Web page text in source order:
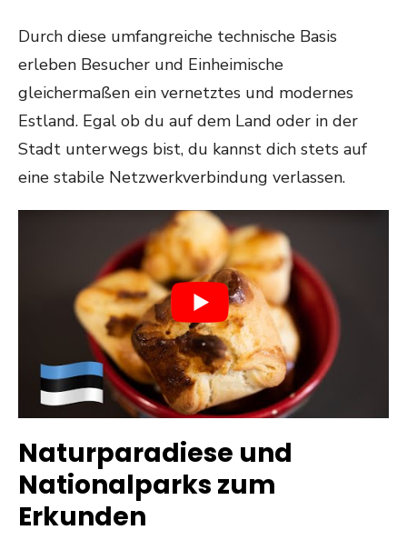
Durch diese umfangreiche technische Basis
erleben Besucher und Einheimische
gleichermaßen ein vernetztes und modernes
Estland. Egal ob du auf dem Land oder in der
Stadt unterwegs bist, du kannst dich stets auf
eine stabile Netzwerkverbindung verlassen.
Naturparadiese und
Nationalparks zum
Erkunden